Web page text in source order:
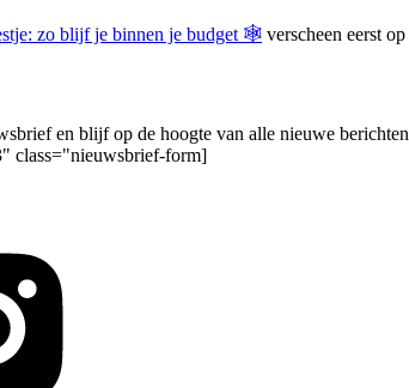
zo blijf je binnen je budget 🕸 verscheen eerst op
en blijf op de hoogte van alle nieuwe berichten
class="nieuwsbrief-form]